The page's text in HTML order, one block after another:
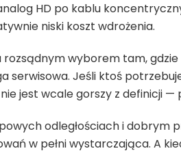
HD po kablu
niski koszt wdrożenia.
wyborem tam,
serwisowa. Jeśli ktoś
jest wcale gorszy z definicji
odległościach i dobrym
w pełni wystarczająca. A